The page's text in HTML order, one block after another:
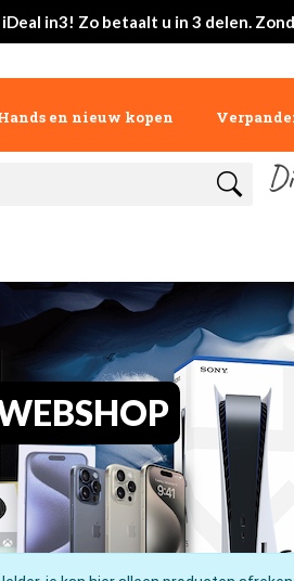
in3! Zo betaalt u in 3 delen.
en nieuw kopen